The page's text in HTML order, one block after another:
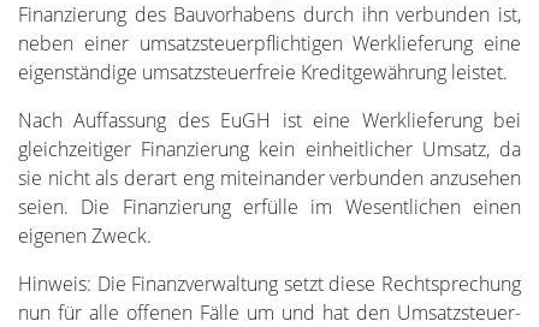
Finanzierung des Bauvorhabens durch ihn verbunden ist,
neben einer umsatzsteuerpflichtigen Werklieferung eine
eigenständige umsatzsteuerfreie Kreditgewährung leistet.
Nach Auffassung des EuGH ist eine Werklieferung bei
gleichzeitiger Finanzierung kein einheitlicher Umsatz, da
sie nicht als derart eng miteinander verbunden anzusehen
seien. Die Finanzierung erfülle im Wesentlichen einen
eigenen Zweck.
Hinweis: Die Finanzverwaltung setzt diese Rechtsprechung
nun für alle offenen Fälle um und hat den Umsatzsteuer-